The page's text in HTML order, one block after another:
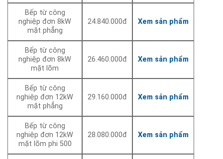
Bếp từ công
nghiệp đơn 8kW
mặt phẳng
24.840.000đ Xem sản phẩm
Bếp từ công
nghiệp đơn 8kW
mặt lõm
26.460.000đ Xem sản phẩm
Bếp từ công
nghiệp đơn 12kW
mặt phẳng
29.160.000đ Xem sản phẩm
Bếp từ công
nghiệp đơn 12kW
mặt lõm phi 500
28.080.000đ Xem sản phẩm